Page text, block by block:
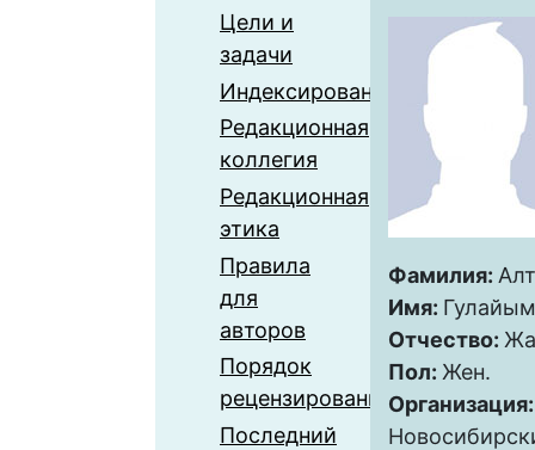
Цели и
задачи
Индексирование
Редакционная
коллегия
Редакционная
этика
Правила
для
авторов
Порядок
рецензирования
Последний
Фамилия:
Имя: Гулайым
Отчество:
Пол: Жен.